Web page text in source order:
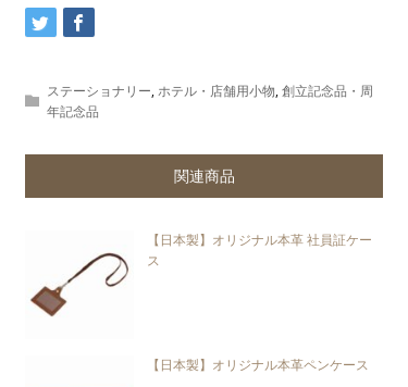
ステーショナリー,ホテル・店舗用小物,創立記念品・周
年記念品
【日本製】オリジナル本革 社員証ケー
ス
【日本製】オリジナル本革ペンケース